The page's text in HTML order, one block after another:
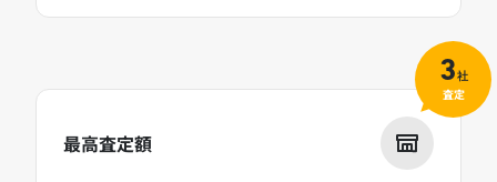
最高査定額
3社
査定